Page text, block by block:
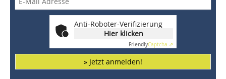
Anti-Roboter-Verifizierung
Hier klicken
FriendlyCaptcha ⇗
» Jetzt anmelden!